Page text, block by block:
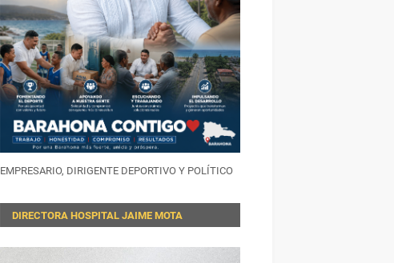
EMPRESARIO, DIRIGENTE DEPORTIVO Y POLÍTICO
DIRECTORA HOSPITAL JAIME MOTA